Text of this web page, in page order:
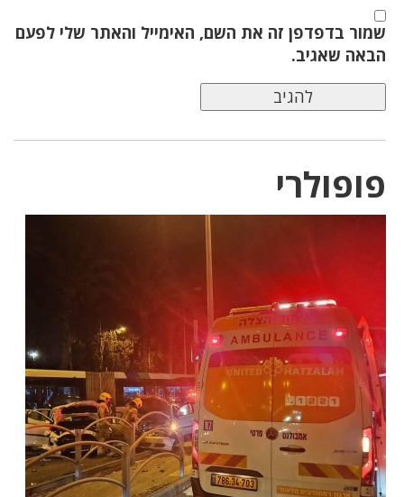
שמור בדפדפן זה את השם, האימייל והאתר שלי לפעם
הבאה שאגיב.
פופולרי